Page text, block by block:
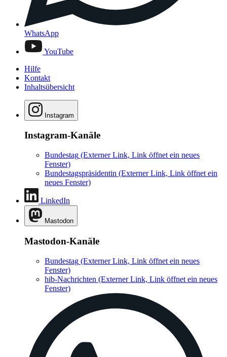
WhatsApp
YouTube
Hilfe
Kontakt
Inhaltsübersicht
Instagram
Instagram-Kanäle
Bundestag (Externer Link, Link öffnet ein neues
Fenster)
Bundestagspräsidentin (Externer Link, Link öffnet ein
neues Fenster)
LinkedIn
Mastodon
Mastodon-Kanäle
Bundestag (Externer Link, Link öffnet ein neues
Fenster)
hib-Nachrichten (Externer Link, Link öffnet ein neues
Fenster)